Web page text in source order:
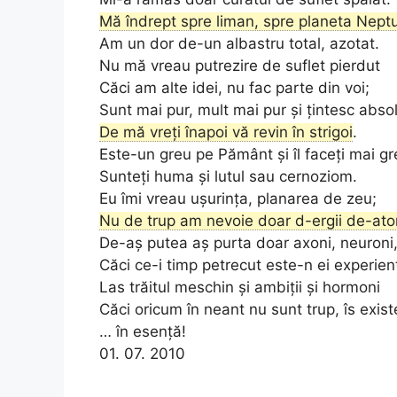
Mă îndrept spre liman, spre planeta
Am un dor de-un albastru total, azotat.
Nu mă vreau putrezire de suflet pierdut
Căci am alte idei, nu fac parte din voi;
Sunt mai pur, mult mai pur și țintesc
De mă vreți înapoi vă revin în strigoi.
Este-un greu pe Pământ și îl faceți mai
Sunteți huma și lutul sau cernoziom.
Eu îmi vreau ușurința, planarea de zeu;
Nu de trup am nevoie doar d-ergii de-
De-aș putea aș purta doar axoni, neuroni,
Căci ce-i timp petrecut este-n ei
Las trăitul meschin și ambiții și hormoni
Căci oricum în neant nu sunt trup, îs
… în esență!
01. 07. 2010